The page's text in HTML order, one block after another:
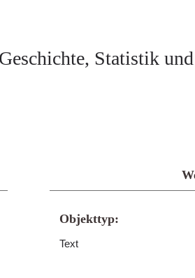
Statistik
Objekttyp:
Text